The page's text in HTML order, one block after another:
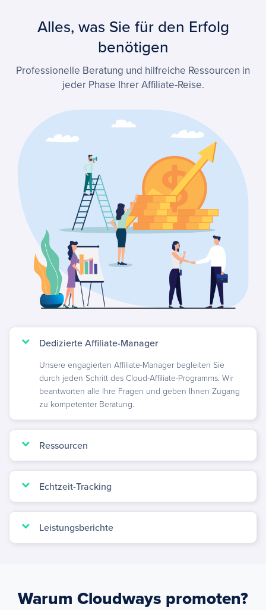
Alles, was Sie für den Erfolg
benötigen
Professionelle Beratung und hilfreiche Ressourcen in
jeder Phase Ihrer Affiliate-Reise.
Dedizierte Affiliate-Manager
Unsere engagierten Affiliate-Manager begleiten Sie
durch jeden Schritt des Cloud-Affiliate-Programms. Wir
beantworten alle Ihre Fragen und geben Ihnen Zugang
zu kompetenter Beratung.
Ressourcen
Echtzeit-Tracking
Leistungsberichte
Warum Cloudways promoten?